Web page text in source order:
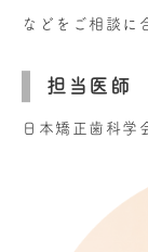
などをご相談に
担当医師
日本矯正歯科